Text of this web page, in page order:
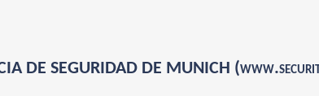
DE SEGURIDAD DE MUNICH